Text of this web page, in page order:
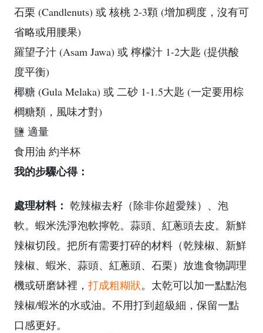
石栗 (Candlenuts) 或 核桃 2-3顆 (增加稠度，沒有可
省略或用腰果)
羅望子汁 (Asam Jawa) 或 檸檬汁 1-2大匙 (提供酸
度平衡)
椰糖 (Gula Melaka) 或 二砂 1-1.5大匙 (一定要用棕
櫚糖類，風味才對)
鹽 適量
食用油 約半杯
我的步驟心得：
處理材料： 乾辣椒去籽（除非你超愛辣）、泡
軟。蝦米洗淨泡軟擰乾。蒜頭、紅蔥頭去皮。新鮮
辣椒切段。把所有需要打碎的材料（乾辣椒、新鮮
辣椒、蝦米、蒜頭、紅蔥頭、石栗）放進食物調理
機或研磨缽裡， 打成粗糊狀。太乾可以加一點點泡
辣椒/蝦米的水或油。不用打到超級細，保留一點
口感更好。